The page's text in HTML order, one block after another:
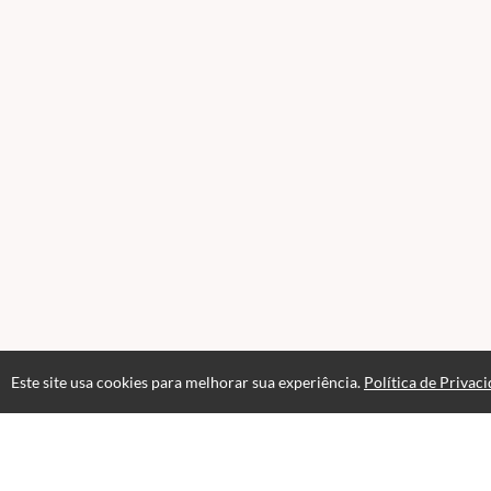
Páginas
Este site usa cookies para melhorar sua experiência. Política de